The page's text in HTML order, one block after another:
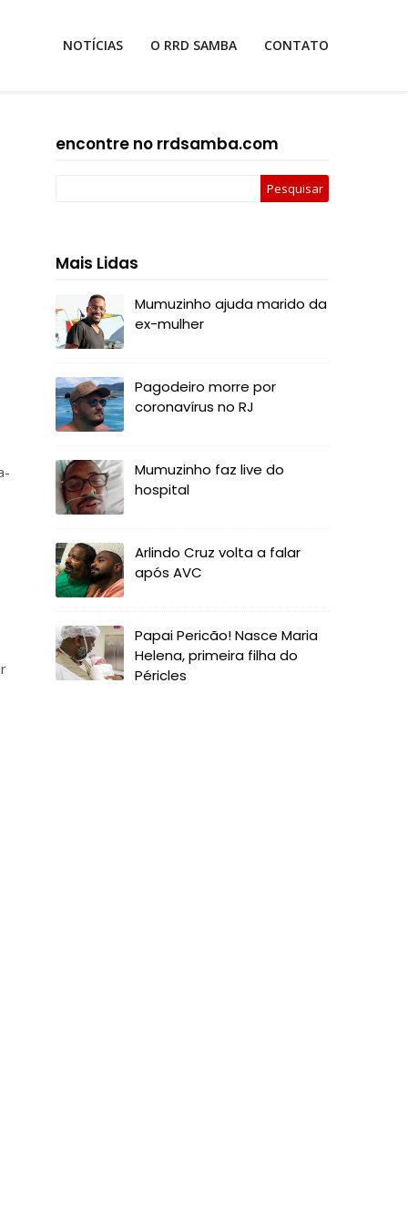
NOTÍCIAS O RRD SAMBA CONTATO
encontre no rrdsamba.com
Mais Lidas
Mumuzinho ajuda marido da
ex-mulher
Pagodeiro morre por
coronavírus no RJ
Mumuzinho faz live do
hospital
Arlindo Cruz volta a falar
após AVC
Papai Pericão! Nasce Maria
Helena, primeira filha do
Péricles